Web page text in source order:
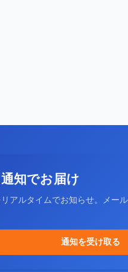
知でお届け
アルタイムでお知らせ。メー
通知を受け取る